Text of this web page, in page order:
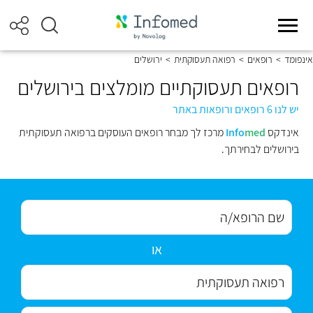
אינפומד > רופאים > רפואה תעסוקתית > ירושלים
רופאים תעסוקתיים מומלצים בירושלים
יש לנו 6 רופאים ורופאות באתר
אינדקס
Infomed
מרכז לך מבחר רופאים העוסקים ברפואה תעסוקתית
בירושלים לבחירתך.
או